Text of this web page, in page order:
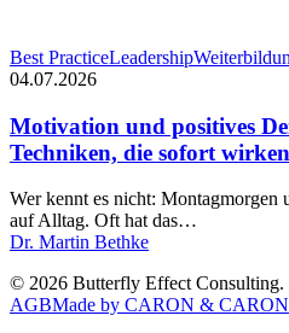
Motivation
und
Denken
im
Alltag:
Techniken,
die
sofort
wirken
Best PracticeLeadership
04.07.2026
Motivation und positives
Techniken, die sofort wirken
Wer kennt es nicht: Montagmorgen
auf Alltag. Oft hat das…
Dr. Martin Bethke
© 2026 Butterfly Effect Consulting.
AGBMade by CARON & CARON